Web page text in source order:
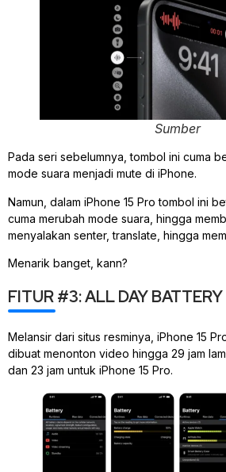
Sumber
Pada seri sebelumnya, tombol ini cuma
mode suara menjadi mute di iPhone.
Namun, dalam iPhone 15 Pro tombol ini
cuma merubah mode suara, hingga
menyalakan senter, translate, hingga
Menarik banget, kann?
FITUR #3: ALL DAY
Melansir dari situs resminya, iPhone 15
dibuat menonton video hingga 29 jam
dan 23 jam untuk iPhone 15 Pro.